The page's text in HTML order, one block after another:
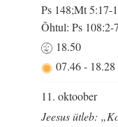
Ps 148;Mt 5:17-
Õhtul: Ps 108:2-
18.50
07.46- 18.28
11. oktoober
Jeesus ütleb: